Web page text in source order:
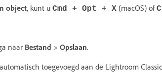
object, kunt u Cmd + Opt + X (macOS) of
naar Bestand > Opslaan.
toegevoegd aan de Lightroom